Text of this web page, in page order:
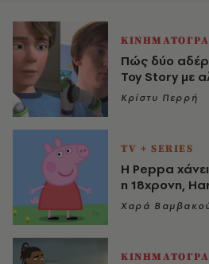
Πώς δύο
Toy Story με
Κρίστυ Περρή
TV + SERIES
Η Peppa
η 18χρονη,
Χαρά